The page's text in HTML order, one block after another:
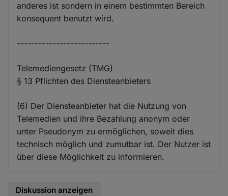
anderes ist sondern in einem bestimmten Bereich
konsequent benutzt wird.
--------------------------
Telemediengesetz (TMG)
§ 13 Pflichten des Diensteanbieters
(6) Der Diensteanbieter hat die Nutzung von
Telemedien und ihre Bezahlung anonym oder
unter Pseudonym zu ermöglichen, soweit dies
technisch möglich und zumutbar ist. Der Nutzer ist
über diese Möglichkeit zu informieren.
Diskussion anzeigen